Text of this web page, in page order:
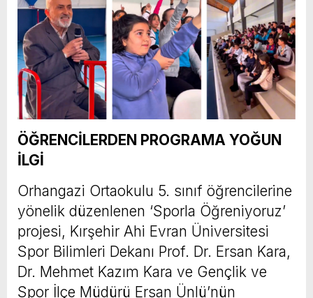
ÖĞRENCİLERDEN PROGRAMA YOĞUN
İLGİ
Orhangazi Ortaokulu 5. sınıf öğrencilerine
yönelik düzenlenen ‘Sporla Öğreniyoruz’
projesi, Kırşehir Ahi Evran Üniversitesi
Spor Bilimleri Dekanı Prof. Dr. Ersan Kara,
Dr. Mehmet Kazım Kara ve Gençlik ve
Spor İlçe Müdürü Ersan Ünlü’nün